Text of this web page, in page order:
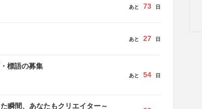
あと 73 日
あと 27 日
標語の募集
あと 54 日
瞬間、あなたもクリエイター～